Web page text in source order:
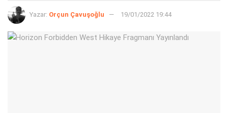
Yazar: Orçun Çavuşoğlu 19/01/2022 19:44